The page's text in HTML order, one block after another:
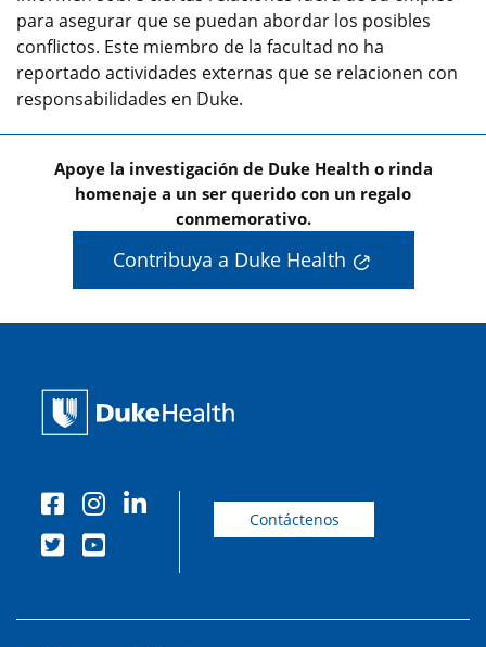
para asegurar que se puedan abordar los posibles
conflictos. Este miembro de la facultad no ha
reportado actividades externas que se relacionen con
responsabilidades en Duke.
Apoye la investigación de Duke Health o rinda
homenaje a un ser querido con un regalo
conmemorativo.
Contribuya a Duke Health
Contáctenos